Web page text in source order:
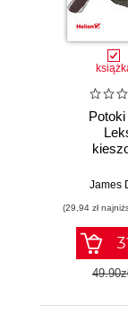
James
(29,94 zł